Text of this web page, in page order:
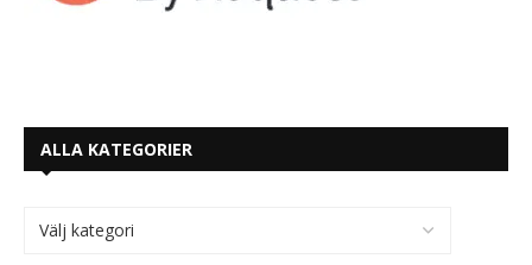
ALLA KATEGORIER